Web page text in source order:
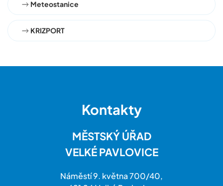
Meteostanice
KRIZPORT
Kontakty
MĚSTSKÝ ÚŘAD
VELKÉ PAVLOVICE
Náměstí 9. května 700/40,